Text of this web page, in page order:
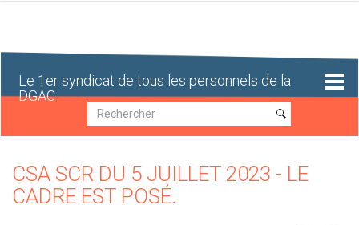
Le 1er syndicat de tous les personnels de la
DGAC
Recherche
Recherche
CSA SCR DU 5 JUILLET 2023 - LE
CADRE EST POSÉ.